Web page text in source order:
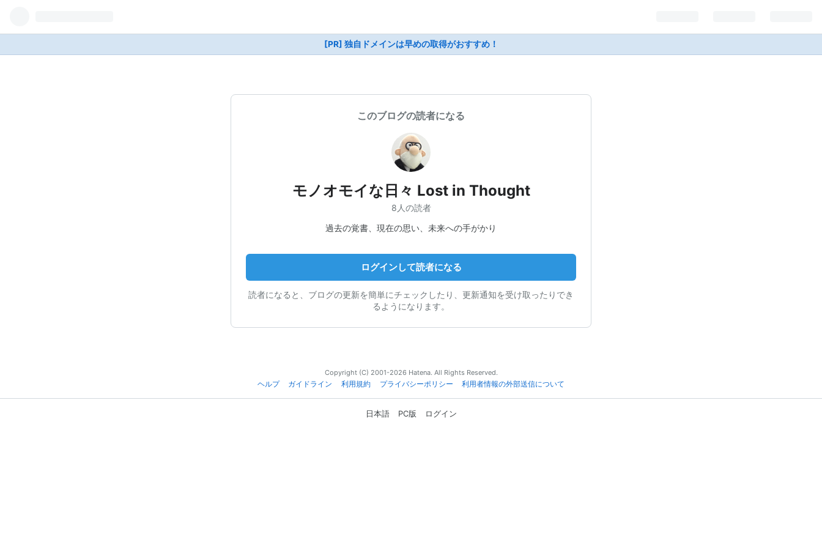
[PR] 独自ドメインは早めの取得がおすすめ！
このブログの読者になる
モノオモイな日々 Lost in Thought
8人の読者
過去の覚書、現在の思い、未来への手がかり
ログインして読者になる
読者になると、ブログの更新を簡単にチェックしたり、更新通知を受け取ったりでき
るようになります。
Copyright (C) 2001-2026 Hatena. All Rights Reserved.
ヘルプ
ガイドライン 利用規約 プライバシーポリシー 利用者情報の外部送信について
日本語 PC版 ログイン